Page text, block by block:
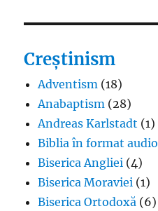
Creștinism
Adventism (18)
Anabaptism (28)
Andreas Karlstadt (1)
Biblia în format audio
Biserica Angliei (4)
Biserica Moraviei (1)
Biserica Ortodoxă (6)